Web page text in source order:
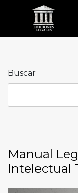
Buscar
Manual
Intelectual